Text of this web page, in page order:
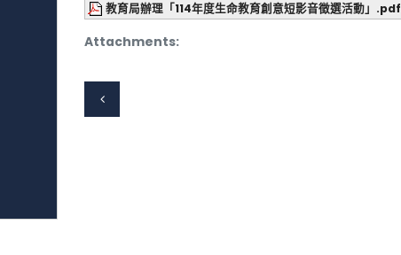
Attachments:
教育局辦理「114年度生命教育創意短影音徵選活動」.pdf